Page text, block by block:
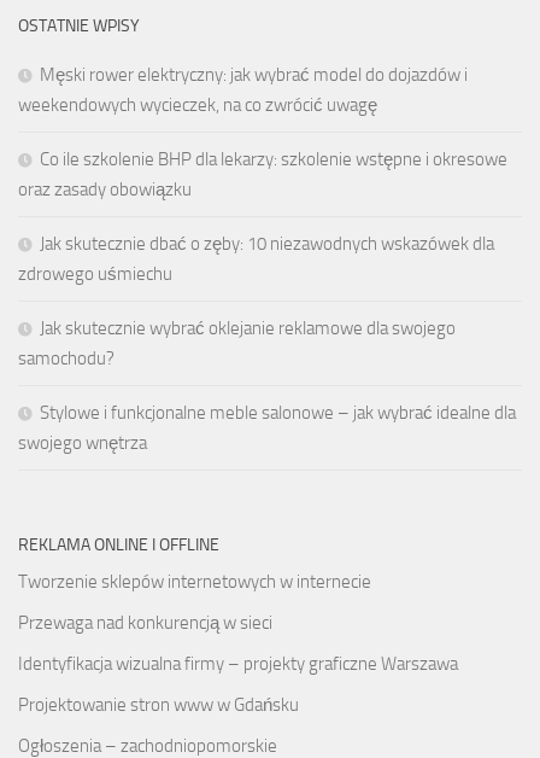
OSTATNIE WPISY
Męski rower elektryczny: jak wybrać model do dojazdów i
weekendowych wycieczek, na co zwrócić uwagę
Co ile szkolenie BHP dla lekarzy: szkolenie wstępne i okresowe
oraz zasady obowiązku
Jak skutecznie dbać o zęby: 10 niezawodnych wskazówek dla
zdrowego uśmiechu
Jak skutecznie wybrać oklejanie reklamowe dla swojego
samochodu?
Stylowe i funkcjonalne meble salonowe – jak wybrać idealne dla
swojego wnętrza
REKLAMA ONLINE I OFFLINE
Tworzenie sklepów internetowych w internecie
Przewaga nad konkurencją w sieci
Identyfikacja wizualna firmy – projekty graficzne Warszawa
Projektowanie stron www w Gdańsku
Ogłoszenia – zachodniopomorskie